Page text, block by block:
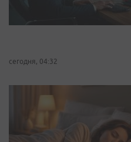
сегодня, 04:32